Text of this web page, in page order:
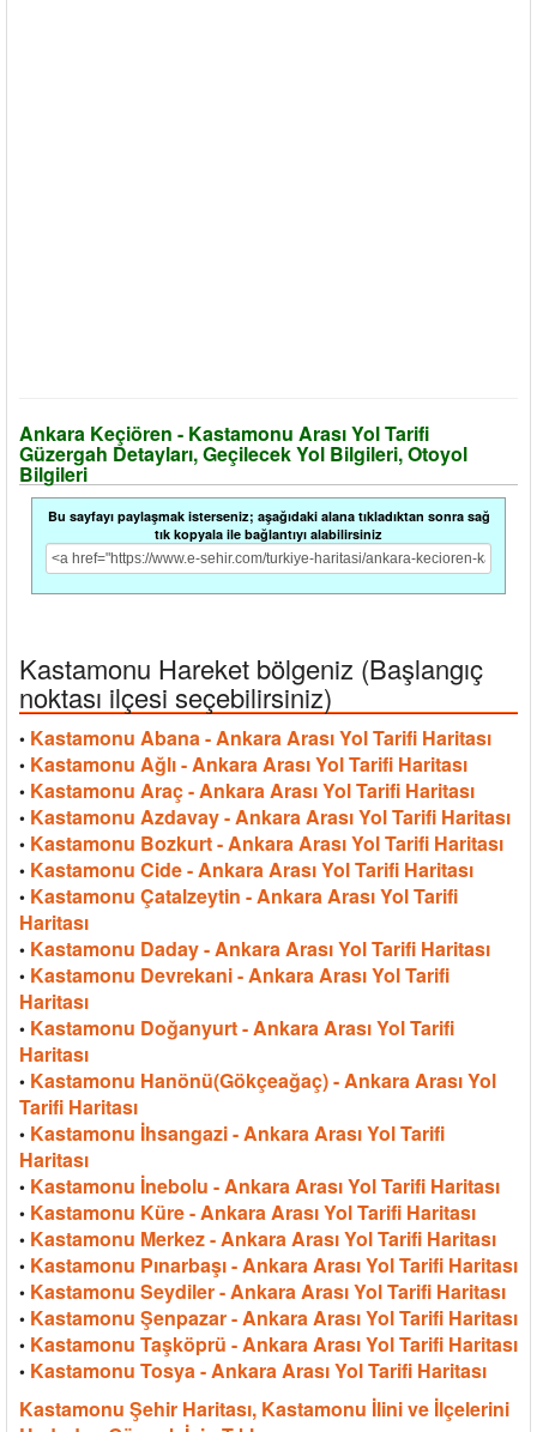
Ankara Keçiören - Kastamonu Arası Yol Tarifi
Güzergah Detayları, Geçilecek Yol Bilgileri, Otoyol
Bilgileri
Bu sayfayı paylaşmak isterseniz; aşağıdaki alana tıkladıktan sonra sağ
tık kopyala ile bağlantıyı alabilirsiniz
Kastamonu Hareket bölgeniz (Başlangıç
noktası ilçesi seçebilirsiniz)
• Kastamonu Abana - Ankara Arası Yol Tarifi Haritası
• Kastamonu Ağlı - Ankara Arası Yol Tarifi Haritası
• Kastamonu Araç - Ankara Arası Yol Tarifi Haritası
• Kastamonu Azdavay - Ankara Arası Yol Tarifi Haritası
• Kastamonu Bozkurt - Ankara Arası Yol Tarifi Haritası
• Kastamonu Cide - Ankara Arası Yol Tarifi Haritası
• Kastamonu Çatalzeytin - Ankara Arası Yol Tarifi
Haritası
• Kastamonu Daday - Ankara Arası Yol Tarifi Haritası
• Kastamonu Devrekani - Ankara Arası Yol Tarifi
Haritası
• Kastamonu Doğanyurt - Ankara Arası Yol Tarifi
Haritası
• Kastamonu Hanönü(Gökçeağaç) - Ankara Arası Yol
Tarifi Haritası
• Kastamonu İhsangazi - Ankara Arası Yol Tarifi
Haritası
• Kastamonu İnebolu - Ankara Arası Yol Tarifi Haritası
• Kastamonu Küre - Ankara Arası Yol Tarifi Haritası
• Kastamonu Merkez - Ankara Arası Yol Tarifi Haritası
• Kastamonu Pınarbaşı - Ankara Arası Yol Tarifi Haritası
• Kastamonu Seydiler - Ankara Arası Yol Tarifi Haritası
• Kastamonu Şenpazar - Ankara Arası Yol Tarifi Haritası
• Kastamonu Taşköprü - Ankara Arası Yol Tarifi Haritası
• Kastamonu Tosya - Ankara Arası Yol Tarifi Haritası
Kastamonu Şehir Haritası, Kastamonu İlini ve İlçelerini